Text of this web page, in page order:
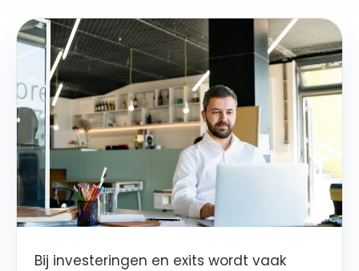
Bij investeringen en exits wordt vaak